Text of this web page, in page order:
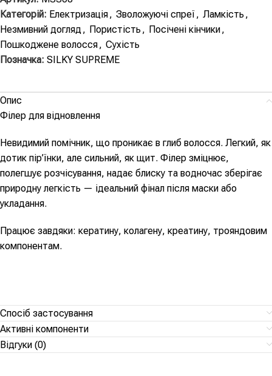
Категорій: Електризація, Зволожуючі спреї , Ламкість ,
Незмивний догляд, Пористість , Посічені кінчики,
Пошкоджене волосся, Сухість
Позначка: SILKY SUPREME
Опис
Філер для відновлення
Невидимий помічник, що проникає в глиб волосся. Легкий, як
дотик пір’їнки, але сильний, як щит. Філер зміцнює,
полегшує розчісування, надає блиску та водночас зберігає
природну легкість — ідеальний фінал після маски або
укладання.
Працює завдяки: кератину, колагену, креатину, трояндовим
компонентам.
Спосіб застосування
Активні компоненти
Відгуки (0)